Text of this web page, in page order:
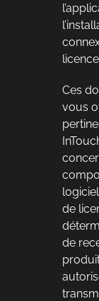
Ces
vous
de
de